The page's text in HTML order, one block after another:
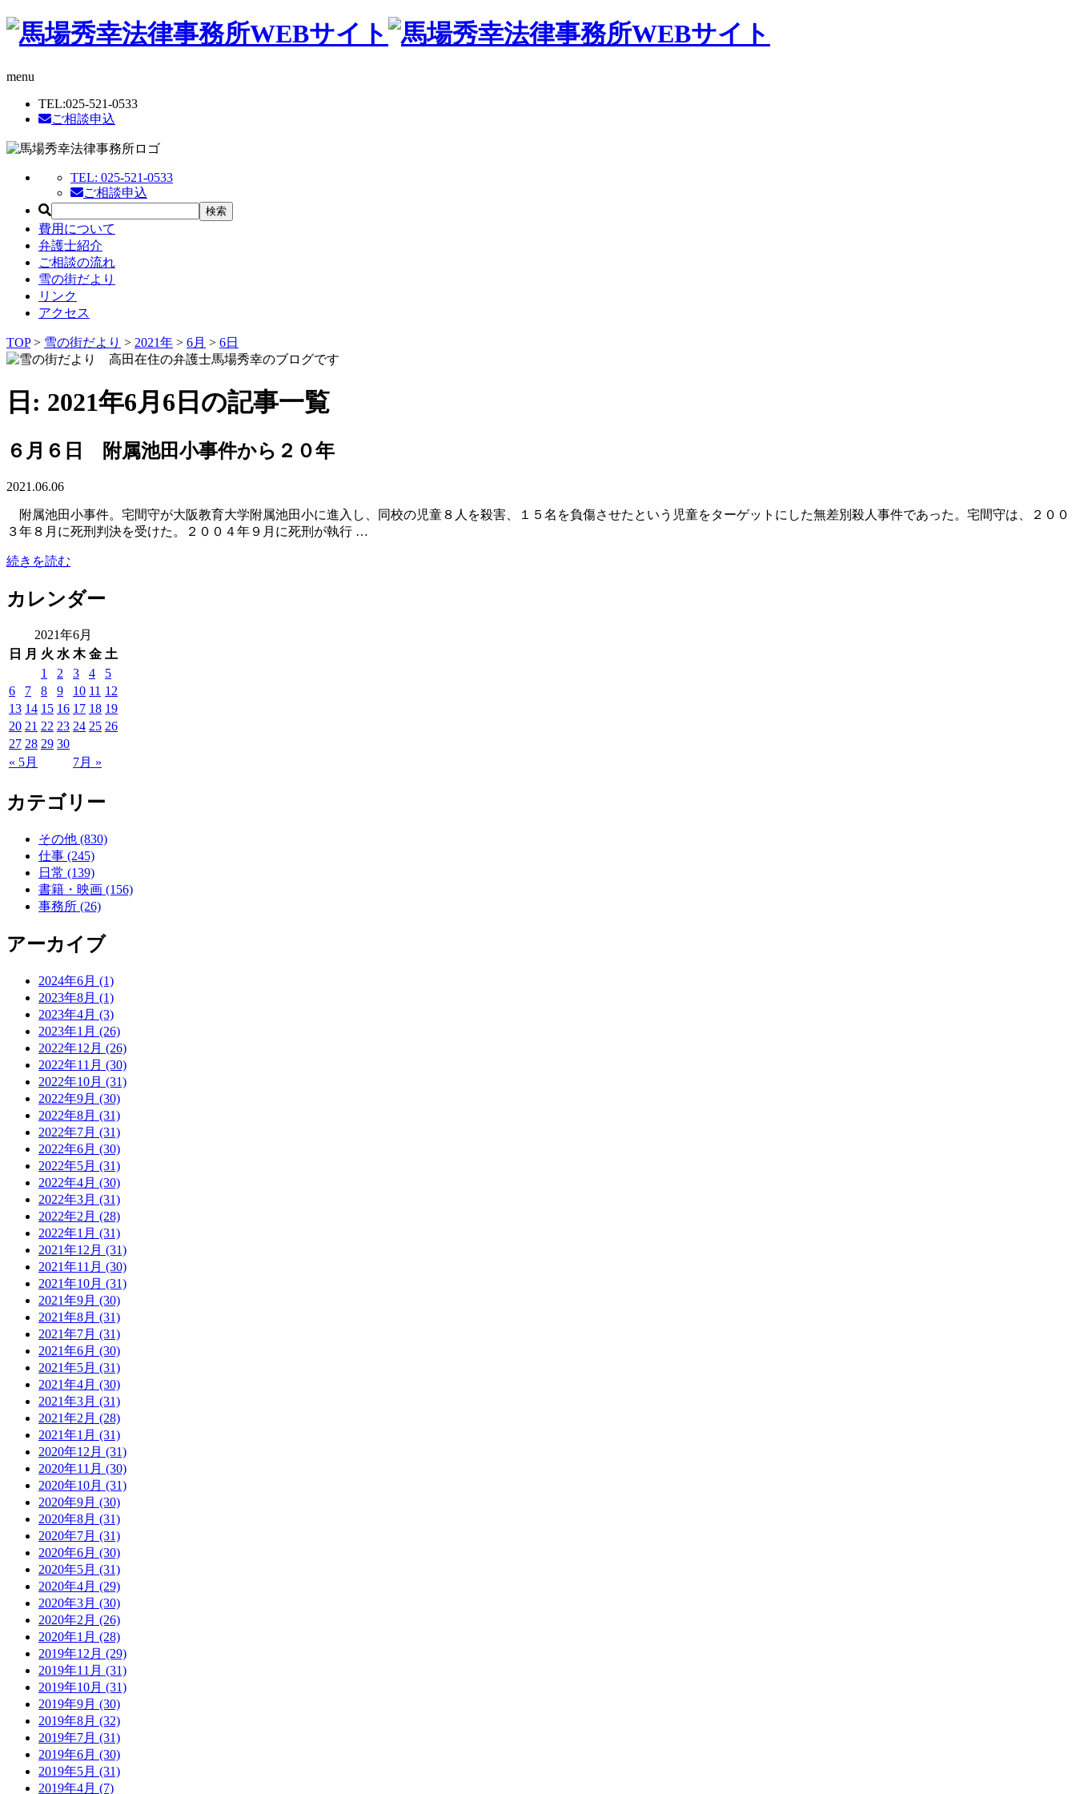
menu
TEL:025-521-0533
ご相談申込
TEL: 025-521-0533
ご相談申込
費用について
弁護士紹介
ご相談の流れ
雪の街だより
リンク
アクセス
TOP> 雪の街だより > 2021年 > 6月 > 6日
日: 2021年6月6日の記事一覧
６月６日 附属池田小事件から２０年
2021.06.06
附属池田小事件。宅間守が大阪教育大学附属池田小に進入し、同校の児童８人を殺害、１５名を負傷させたという児童をターゲットにした無差別殺人事件であった。宅間守は、２００
３年８月に死刑判決を受けた。２００４年９月に死刑が執行 …
続きを読む
カレンダー
2021年6月
日 月 火 水 木 金 土
« 5月 7月 »
1 2 3 4
5
6
7 8 9 10 11 12
13 14 15 16 17 18 19
20 21 22 23 24 25 26
27 28 29 30
カテゴリー
その他 (830)
仕事 (245)
日常 (139)
書籍・映画 (156)
事務所 (26)
アーカイブ
2024年6月 (1)
2023年8月 (1)
2023年4月 (3)
2023年1月 (26)
2022年12月 (26)
2022年11月 (30)
2022年10月 (31)
2022年9月 (30)
2022年8月 (31)
2022年7月 (31)
2022年6月 (30)
2022年5月 (31)
2022年4月 (30)
2022年3月 (31)
2022年2月 (28)
2022年1月 (31)
2021年12月 (31)
2021年11月 (30)
2021年10月 (31)
2021年9月 (30)
2021年8月 (31)
2021年7月 (31)
2021年6月 (30)
2021年5月 (31)
2021年4月 (30)
2021年3月 (31)
2021年2月 (28)
2021年1月 (31)
2020年12月 (31)
2020年11月 (30)
2020年10月 (31)
2020年9月 (30)
2020年8月 (31)
2020年7月 (31)
2020年6月 (30)
2020年5月 (31)
2020年4月 (29)
2020年3月 (30)
2020年2月 (26)
2020年1月 (28)
2019年12月 (29)
2019年11月 (31)
2019年10月 (31)
2019年9月 (30)
2019年8月 (32)
2019年7月 (31)
2019年6月 (30)
2019年5月 (31)
2019年4月 (7)